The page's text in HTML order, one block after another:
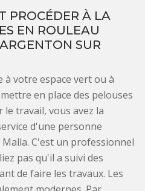
PROCÉDER À LA
EN ROULEAU
SUR
votre espace vert ou à
en place des pelouses
travail, vous avez la
d'une personne
C'est un professionnel
pas qu'il a suivi des
de faire les travaux. Les